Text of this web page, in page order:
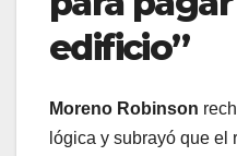
edificio”
Moreno Robinson
lógica y subrayó que el